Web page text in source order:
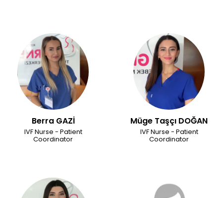
Berra GAZİ
IVF Nurse - Patient
Coordinator
Müge Taşçı DOĞAN
IVF Nurse - Patient
Coordinator